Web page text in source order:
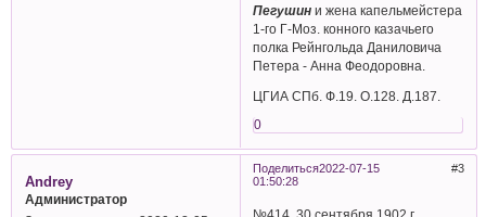
Пегушин и жена капельмейстера
1-го Г-Моз. конного казачьего
полка Рейнгольда Даниловича
Петера - Анна Феодоровна.
ЦГИА СПб. Ф.19. О.128. Д.187.
0
Поделиться 3
2022-07-15
01:50:28
Andrey
Администратор
№414. 30 сентября 1902 г.